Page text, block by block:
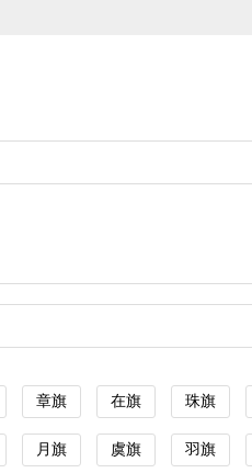
章旗 在旗 珠旗
月旗 虞旗 羽旗